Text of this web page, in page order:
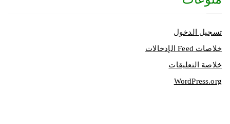
تسجيل الدخول
خلاصات Feed الإدخالات
خلاصة التعليقات
WordPress.org